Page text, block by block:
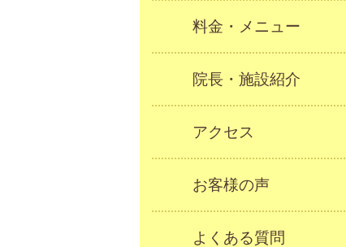
料金・メニュー
院長・施設紹介
アクセス
お客様の声
よくある質問